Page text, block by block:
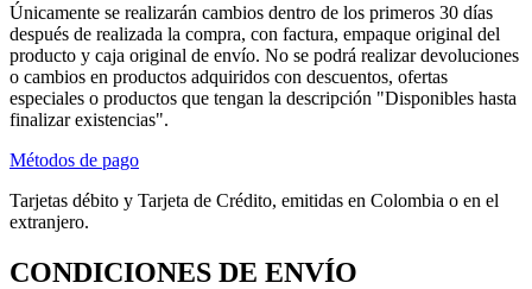
Únicamente se realizarán cambios dentro de los primeros 30 días
después de realizada la compra, con factura, empaque original del
producto y caja original de envío. No se podrá realizar devoluciones
o cambios en productos adquiridos con descuentos, ofertas
especiales o productos que tengan la descripción "Disponibles hasta
finalizar existencias".
Métodos de pago
Tarjetas débito y Tarjeta de Crédito, emitidas en Colombia o en el
extranjero.
CONDICIONES DE ENVÍO